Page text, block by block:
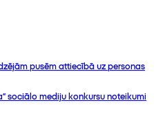
pusēm attiecībā uz personas
sociālo mediju konkursu noteikumi